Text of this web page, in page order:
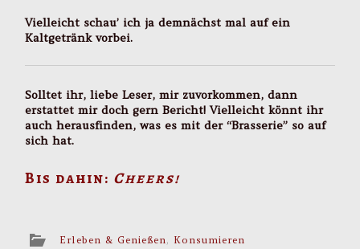
Vielleicht schau’ ich ja demnächst mal auf ein
Kaltgetränk vorbei.
Solltet ihr, liebe Leser, mir zuvorkommen, dann
erstattet mir doch gern Bericht! Vielleicht könnt ihr
auch herausfinden, was es mit der “Brasserie” so auf
sich hat.
Bis dahin: Cheers!
Erleben & Genießen, Konsumieren